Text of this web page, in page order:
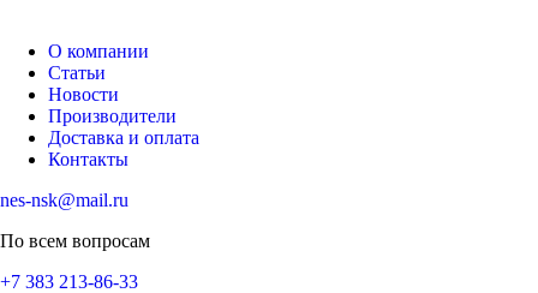
О компании
Статьи
Новости
Производители
Доставка и оплата
Контакты
nes-nsk@mail.ru
По всем вопросам
+7 383 213-86-33